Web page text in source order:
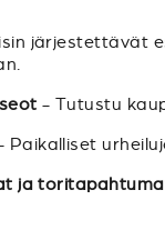
järjestettävät
- Tutustu
Paikalliset
ja